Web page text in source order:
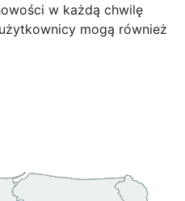
w każdą chwilę
mogą również